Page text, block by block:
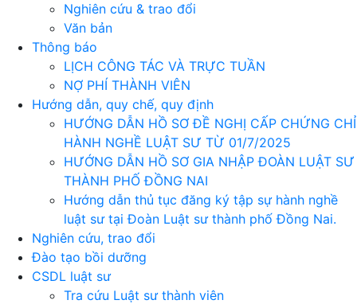
Nghiên cứu & trao đổi
Văn bản
Thông báo
LỊCH CÔNG TÁC VÀ TRỰC TUẦN
NỢ PHÍ THÀNH VIÊN
Hướng dẫn, quy chế, quy định
HƯỚNG DẪN HỒ SƠ ĐỀ NGHỊ CẤP CHỨNG CHỈ
HÀNH NGHỀ LUẬT SƯ TỪ 01/7/2025
HƯỚNG DẪN HỒ SƠ GIA NHẬP ĐOÀN LUẬT SƯ
THÀNH PHỐ ĐỒNG NAI
Hướng dẫn thủ tục đăng ký tập sự hành nghề
luật sư tại Đoàn Luật sư thành phố Đồng Nai.
Nghiên cứu, trao đổi
Đào tạo bồi dưỡng
CSDL luật sư
Tra cứu Luật sư thành viên